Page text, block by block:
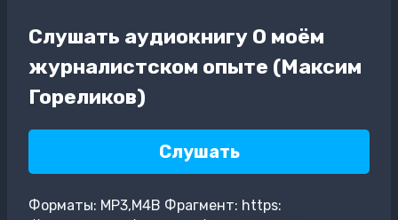
Слушать аудиокнигу О моём
журналистском опыте (Максим
Гореликов)
Слушать
Форматы: MP3,M4B Фрагмент: https: